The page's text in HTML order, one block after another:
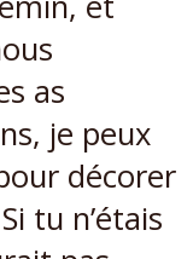
as
je peux
décorer
tu n’étais